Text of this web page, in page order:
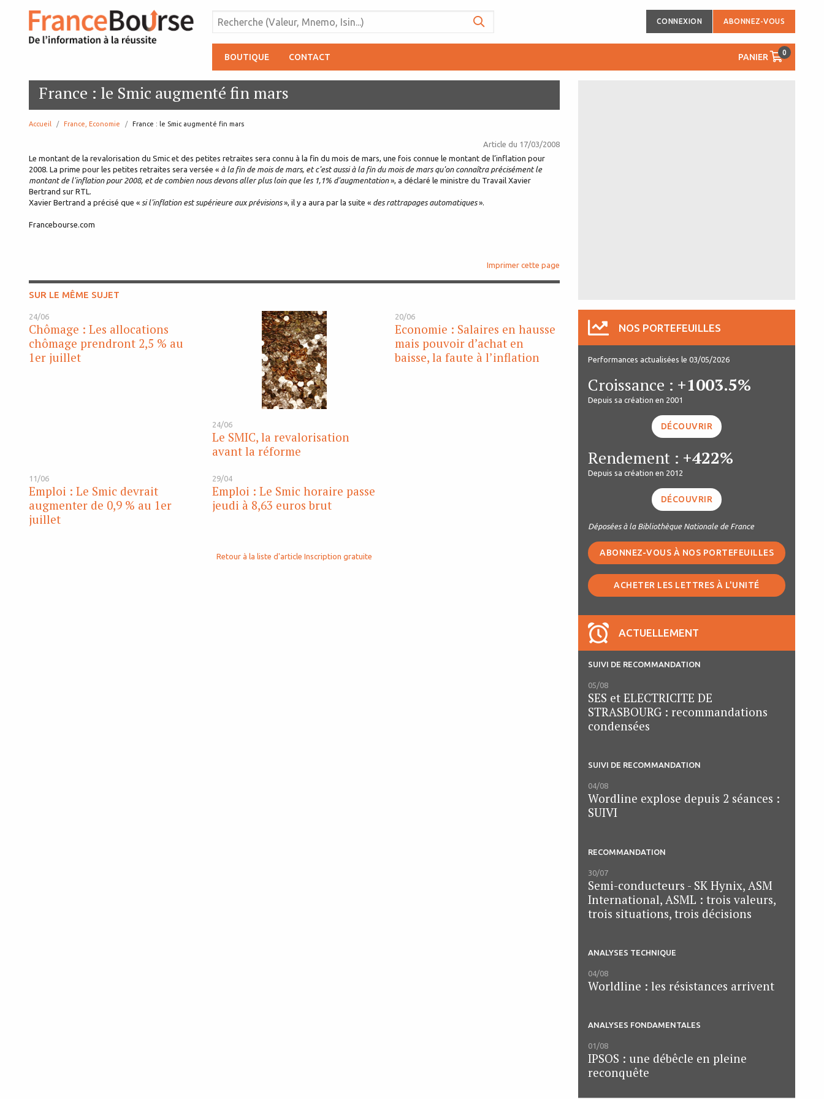
CONNEXION ABONNEZ-VOUS
BOUTIQUE CONTACT PANIER 0
France : le Smic augmenté fin mars
Accueil France, Economie page:
France : le Smic augmenté fin mars
Article du 17/03/2008
Le montant de la revalorisation du Smic et des petites retraites sera connu à la fin du mois de mars, une fois connue le montant de l’inflation pour
2008. La prime pour les petites retraites sera versée « à la fin de mois de mars, et c'est aussi à la fin du mois de mars qu'on connaîtra précisément le
montant de l'inflation pour 2008, et de combien nous devons aller plus loin que les 1,1% d'augmentation», a déclaré le ministre du Travail Xavier
Bertrand sur RTL.
Xavier Bertrand a précisé que « si l'inflation est supérieure aux prévisions», il y a aura par la suite « des rattrapages automatiques».
Francebourse.com
Imprimer cette page
SUR LE MÊME SUJET
24/06
Chômage : Les allocations
chômage prendront 2,5 % au
1er juillet
24/06
Le SMIC, la revalorisation
avant la réforme
20/06
Economie : Salaires en hausse
mais pouvoir d’achat en
baisse, la faute à l’inflation
11/06
Emploi : Le Smic devrait
augmenter de 0,9 % au 1er
juillet
29/04
Emploi : Le Smic horaire passe
jeudi à 8,63 euros brut
Retour à la liste d'article Inscription gratuite
NOS PORTEFEUILLES
Performances actualisées le 03/05/2026
Croissance : +1003.5%
Depuis sa création en 2001
DÉCOUVRIR
Rendement : +422%
Depuis sa création en 2012
DÉCOUVRIR
Déposées à la Bibliothèque Nationale de France
ABONNEZ-VOUS À NOS PORTEFEUILLES
ACHETER LES LETTRES À L'UNITÉ
ACTUELLEMENT
SUIVI DE RECOMMANDATION
05/08
SES et ELECTRICITE DE
STRASBOURG : recommandations
condensées
SUIVI DE RECOMMANDATION
04/08
Wordline explose depuis 2 séances :
SUIVI
RECOMMANDATION
30/07
Semi-conducteurs - SK Hynix, ASM
International, ASML : trois valeurs,
trois situations, trois décisions
ANALYSES TECHNIQUE
04/08
Worldline : les résistances arrivent
ANALYSES FONDAMENTALES
01/08
IPSOS : une débêcle en pleine
reconquête